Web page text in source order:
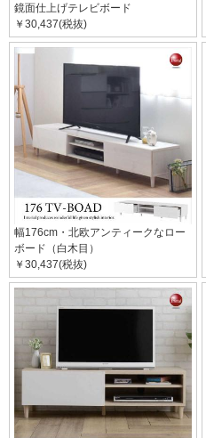
鏡面仕上げテレビボード
￥30,437(税抜)
幅176cm・北欧アンティークなロー
ボード（白木目）
￥30,437(税抜)